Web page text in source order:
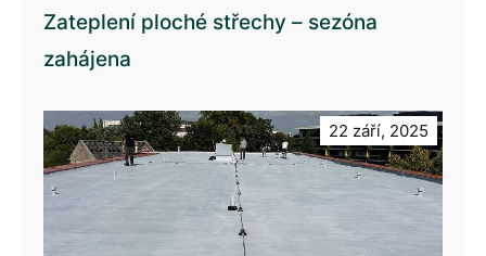
Zateplení ploché střechy – sezóna
zahájena
22 září, 2025